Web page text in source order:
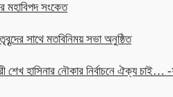
মহাবিপদ সংকেত
সাথে মতবিনিময় সভা অনুষ্ঠিত
শেখ হাসিনার নৌকার নির্বাচনে ঐক্য চাই…